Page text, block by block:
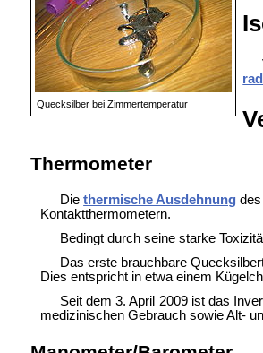
Quecksilber bei Zimmertemperatur
Thermometer
Diethermische Ausdehnung
Kontaktthermometern.
Bedingt durch seine starke
Das erste brauchbare
Dies entspricht in etwa einem
Seit dem 3. April 2009 ist das
medizinischen Gebrauch sowie Alt-